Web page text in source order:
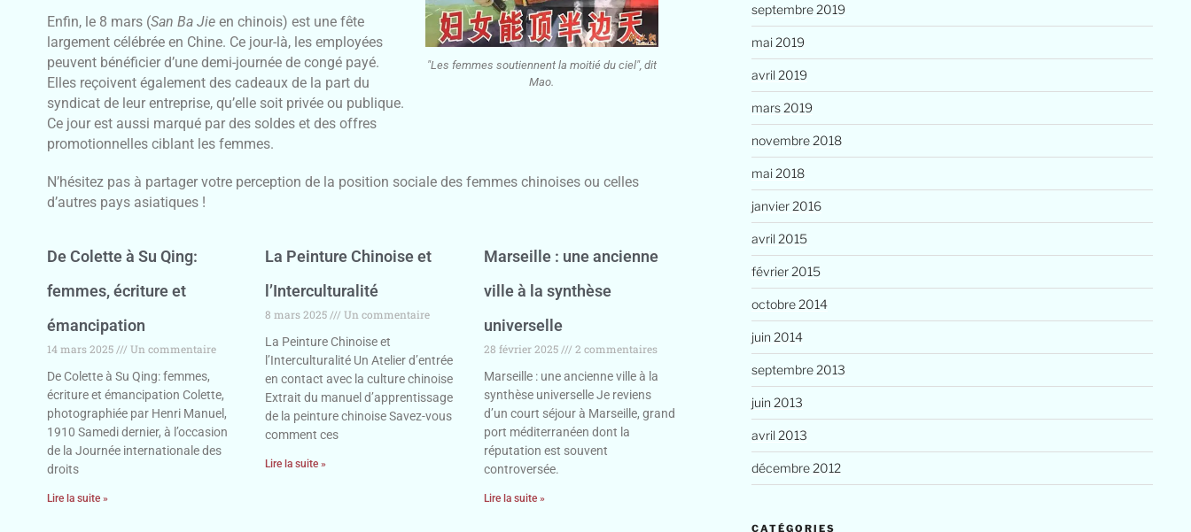
Enfin, le 8 mars (San Ba Jieen chinois) est une fête
largement célébrée en Chine. Ce jour-là, les employées
peuvent bénéficier d’une demi-journée de congé payé.
Elles reçoivent également des cadeaux de la part du
syndicat de leur entreprise, qu’elle soit privée ou publique.
Ce jour est aussi marqué par des soldes et des offres
promotionnelles ciblant les femmes.
"Les femmes soutiennent la moitié du ciel", dit
Mao.
N’hésitez pas à partager votre perception de la position sociale des femmes chinoises ou celles
d’autres pays asiatiques !
De Colette à Su Qing:
femmes, écriture et
émancipation
14 mars 2025
Un commentaire
De Colette à Su Qing: femmes,
écriture et émancipation Colette,
photographiée par Henri Manuel,
1910 Samedi dernier, à l’occasion
de la Journée internationale des
droits
Lire la suite »
La Peinture Chinoise et
l’Interculturalité
8 mars 2025
Un commentaire
La Peinture Chinoise et
l’Interculturalité Un Atelier d’entrée
en contact avec la culture chinoise
Extrait du manuel d’apprentissage
de la peinture chinoise Savez-vous
comment ces
Lire la suite »
Marseille : une ancienne
ville à la synthèse
universelle
28 février 2025
2 commentaires
Marseille : une ancienne ville à la
synthèse universelle Je reviens
d’un court séjour à Marseille, grand
port méditerranéen dont la
réputation est souvent
controversée.
Lire la suite »
septembre 2019
mai 2019
avril 2019
mars 2019
novembre 2018
mai 2018
janvier 2016
avril 2015
février 2015
octobre 2014
juin 2014
septembre 2013
juin 2013
avril 2013
décembre 2012
CATÉGORIES